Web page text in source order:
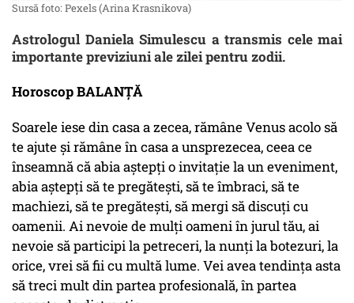
Sursă foto: Pexels (Arina Krasnikova)
Astrologul Daniela Simulescu a transmis cele mai
importante previziuni ale zilei pentru zodii.
Horoscop BALANȚĂ
Soarele iese din casa a zecea, rămâne Venus acolo să
te ajute și rămâne în casa a unsprezecea, ceea ce
înseamnă că abia aștepți o invitație la un eveniment,
abia aștepți să te pregătești, să te îmbraci, să te
machiezi, să te pregătești, să mergi să discuți cu
oamenii. Ai nevoie de mulți oameni în jurul tău, ai
nevoie să participi la petreceri, la nunți la botezuri, la
orice, vrei să fii cu multă lume. Vei avea tendința asta
să treci mult din partea profesională, în partea